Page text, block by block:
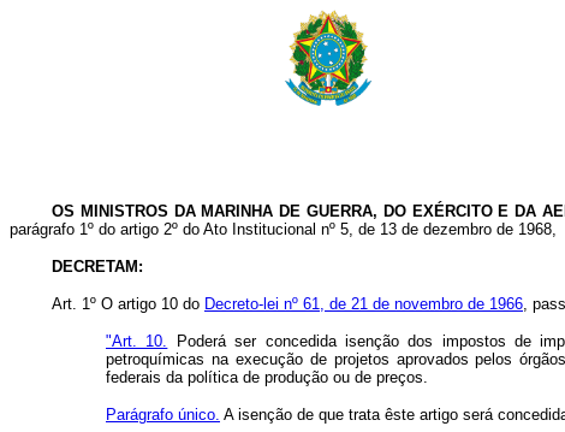
OS MINISTROS DA MARINHA DE GUERRA, DO EXÉRCITO E DA
parágrafo 1º do artigo 2º do Ato Institucional nº 5, de 13 de dezembro de 1968,
DECRETAM:
Art. 1º O artigo 10 do Decreto-lei nº 61, de 21 de novembro de 1966,
"Art. 10. Poderá ser concedida isenção dos impostos de
petroquímicas na execução de projetos aprovados pelos
federais da política de produção ou de preços.
Parágrafo único. A isenção de que trata êste artigo será